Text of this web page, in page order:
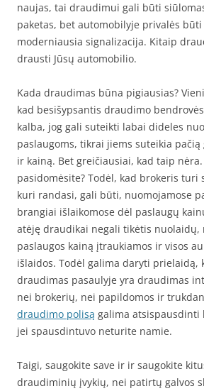
naujas, tai draudimui gali būti
paketas, bet automobilyje privalės
moderniausia signalizacija. Kitaip
drausti Jūsų automobilio.
Kada draudimas būna pigiausias?
kad besišypsantis draudimo
kalba, jog gali suteikti labai dideles
paslaugoms, tikrai jiems suteikia
ir kainą. Bet greičiausiai, kad taip
pasidomėsite? Todėl, kad brokeris turi
kuri randasi, gali būti, nuomojamose
brangiai išlaikomose dėl paslaugų
atėję draudikai negali tikėtis nuolaidų,
paslaugos kainą įtraukiamos ir visos
išlaidos. Todėl galima daryti prielaidą,
draudimas pasaulyje yra draudimas
nei brokerių, nei papildomos ir
draudimo polisą galima atsispausdinti
jei spausdintuvo neturite namie.
Taigi, saugokite save ir ir saugokite
draudiminių įvykių, nei patirtų galvos